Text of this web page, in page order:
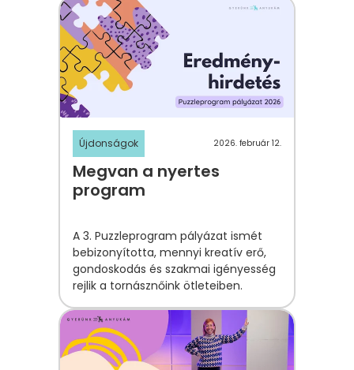
Újdonságok 2026. február 12.
Megvan a nyertes
program
A 3. Puzzleprogram pályázat ismét
bebizonyította, mennyi kreatív erő,
gondoskodás és szakmai igényesség
rejlik a tornásznőink ötleteiben.